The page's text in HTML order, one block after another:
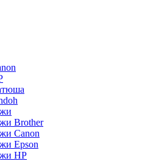
Brother
Canon
Epson
HP